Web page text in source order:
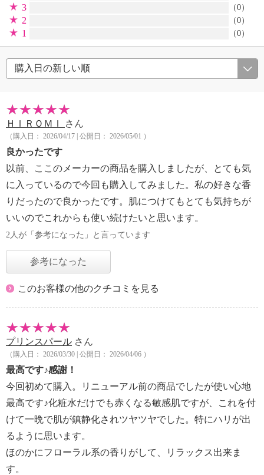
3 （0）
2 （0）
1 （0）
ＨＩＲＯＭＩ さん
（購入日： 2026/04/17 | 公開日： 2026/05/01 ）
良かったです
以前、ここのメーカーの商品を購入しましたが、とても気
に入っているので今回も購入してみました。私の好きな香
りだったので良かったです。肌につけてもとても気持ちが
いいのでこれからも使い続けたいと思います。
2人が「参考になった」と言っています
参考になった
このお客様の他のクチコミを見る
プリンスパール さん
（購入日： 2026/03/30 | 公開日： 2026/04/06 ）
最高です♪感謝！
今回初めて購入。リニューアル前の商品でしたが使い心地
最高です♪化粧水だけでも赤くなる敏感肌ですが、これを付
けて一晩で肌が鎮静化されツヤツヤでした。特にハリが出
るように思います。
ほのかにフローラル系の香りがして、リラックス出来ま
す。